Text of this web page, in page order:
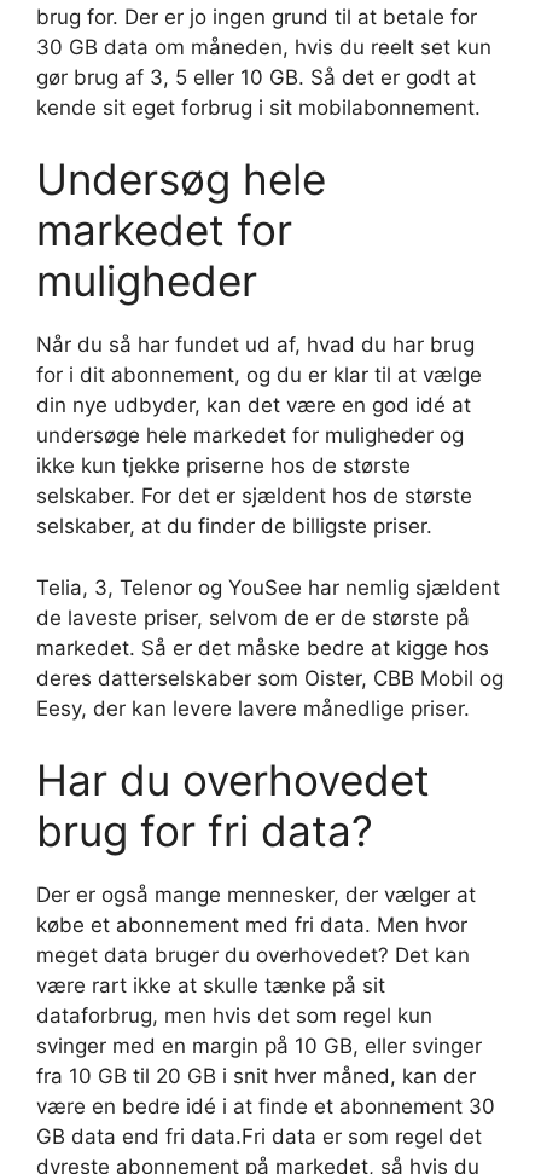
brug for. Der er jo ingen grund til at betale for
30 GB data om måneden, hvis du reelt set kun
gør brug af 3, 5 eller 10 GB. Så det er godt at
kende sit eget forbrug i sit mobilabonnement.
Undersøg hele
markedet for
muligheder
Når du så har fundet ud af, hvad du har brug
for i dit abonnement, og du er klar til at vælge
din nye udbyder, kan det være en god idé at
undersøge hele markedet for muligheder og
ikke kun tjekke priserne hos de største
selskaber. For det er sjældent hos de største
selskaber, at du finder de billigste priser.
Telia, 3, Telenor og YouSee har nemlig sjældent
de laveste priser, selvom de er de største på
markedet. Så er det måske bedre at kigge hos
deres datterselskaber som Oister, CBB Mobil og
Eesy, der kan levere lavere månedlige priser.
Har du overhovedet
brug for fri data?
Der er også mange mennesker, der vælger at
købe et abonnement med fri data. Men hvor
meget data bruger du overhovedet? Det kan
være rart ikke at skulle tænke på sit
dataforbrug, men hvis det som regel kun
svinger med en margin på 10 GB, eller svinger
fra 10 GB til 20 GB i snit hver måned, kan der
være en bedre idé i at finde et abonnement 30
GB data end fri data.Fri data er som regel det
dyreste abonnement på markedet, så hvis du